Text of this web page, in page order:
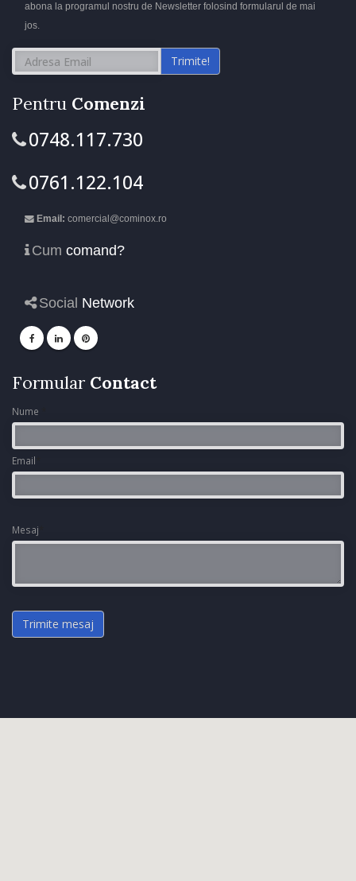
abona la programul nostru de Newsletter folosind formularul de mai
jos.
Trimite!
Pentru Comenzi
0748.117.730
0761.122.104
Email: comercial@cominox.ro
Cum comand?
Social Network
Formular Contact
Nume
Email
Mesaj